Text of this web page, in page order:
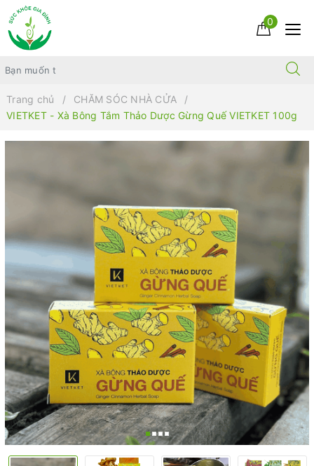
0
Trang chủ
CHĂM SÓC NHÀ CỬA
VIETKET - Xà Bông Tắm Thảo Dược Gừng Quế VIETKET 100g